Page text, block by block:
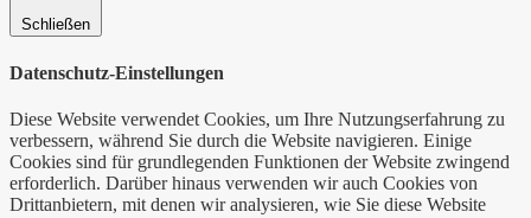
Schließen
Datenschutz-Einstellungen
Diese Website verwendet Cookies, um Ihre Nutzungserfahrung zu
verbessern, während Sie durch die Website navigieren. Einige
Cookies sind für grundlegenden Funktionen der Website zwingend
erforderlich. Darüber hinaus verwenden wir auch Cookies von
Drittanbietern, mit denen wir analysieren, wie Sie diese Website